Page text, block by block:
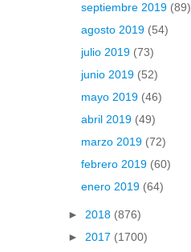
septiembre 2019 (89)
agosto 2019 (54)
julio 2019 (73)
junio 2019 (52)
mayo 2019 (46)
abril 2019 (49)
marzo 2019 (72)
febrero 2019 (60)
enero 2019 (64)
► 2018 (876)
► 2017 (1700)